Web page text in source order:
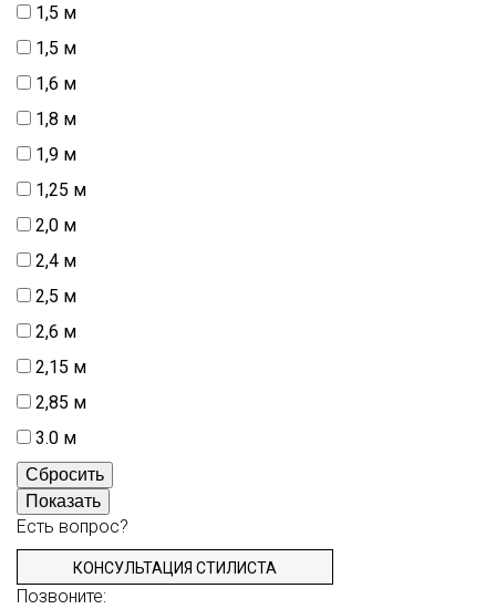
1,5 м
1,5 м
1,6 м
1,8 м
1,9 м
1,25 м
2,0 м
2,4 м
2,5 м
2,6 м
2,15 м
2,85 м
3.0 м
Сбросить
Показать
Есть вопрос?
КОНСУЛЬТАЦИЯ СТИЛИСТА
Позвоните: